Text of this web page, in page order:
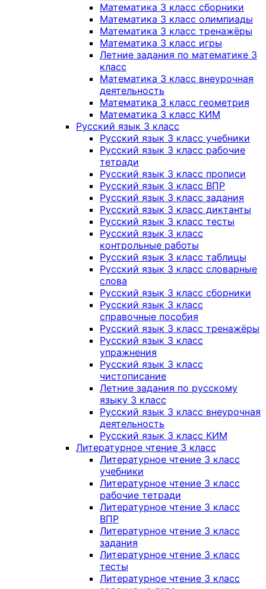
Математика 3 класс сборники
Математика 3 класс олимпиады
Математика 3 класс тренажёры
Математика 3 класс игры
Летние задания по математике 3
класс
Математика 3 класс внеурочная
деятельность
Математика 3 класс геометрия
Математика 3 класс КИМ
Русский язык 3 класс
Русский язык 3 класс учебники
Русский язык 3 класс рабочие
тетради
Русский язык 3 класс прописи
Русский язык 3 класс ВПР
Русский язык 3 класс задания
Русский язык 3 класс диктанты
Русский язык 3 класс тесты
Русский язык 3 класс
контрольные работы
Русский язык 3 класс таблицы
Русский язык 3 класс словарные
слова
Русский язык 3 класс сборники
Русский язык 3 класс
справочные пособия
Русский язык 3 класс тренажёры
Русский язык 3 класс
упражнения
Русский язык 3 класс
чистописание
Летние задания по русскому
языку 3 класс
Русский язык 3 класс внеурочная
деятельность
Русский язык 3 класс КИМ
Литературное чтение 3 класс
Литературное чтение 3 класс
учебники
Литературное чтение 3 класс
рабочие тетради
Литературное чтение 3 класс
ВПР
Литературное чтение 3 класс
задания
Литературное чтение 3 класс
тесты
Литературное чтение 3 класс